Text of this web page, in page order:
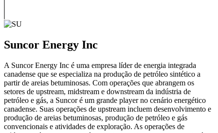
Suncor Energy Inc
A Suncor Energy Inc é uma empresa líder de energia integrada
canadense que se especializa na produção de petróleo sintético a
partir de areias betuminosas. Com operações que abrangem os
setores de upstream, midstream e downstream da indústria de
petróleo e gás, a Suncor é um grande player no cenário energético
canadense. Suas operações de upstream incluem desenvolvimento e
produção de areias betuminosas, produção de petróleo e gás
convencionais e atividades de exploração. As operações de